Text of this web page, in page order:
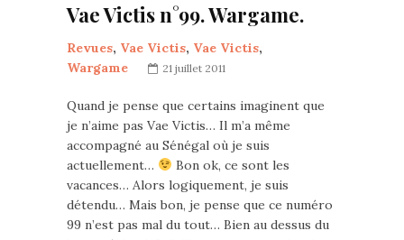
Vae Victis n°99. Wargame.
Revues, Vae Victis, Vae Victis,
Wargame
21 juillet 2011
Quand je pense que certains imaginent que
je n’aime pas Vae Victis… Il m’a même
accompagné au Sénégal où je suis
actuellement…
Bon ok, ce sont les
vacances… Alors logiquement, je suis
détendu… Mais bon, je pense que ce numéro
99 n’est pas mal du tout… Bien au dessus du